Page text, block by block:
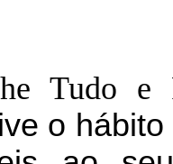
Tudo e
o